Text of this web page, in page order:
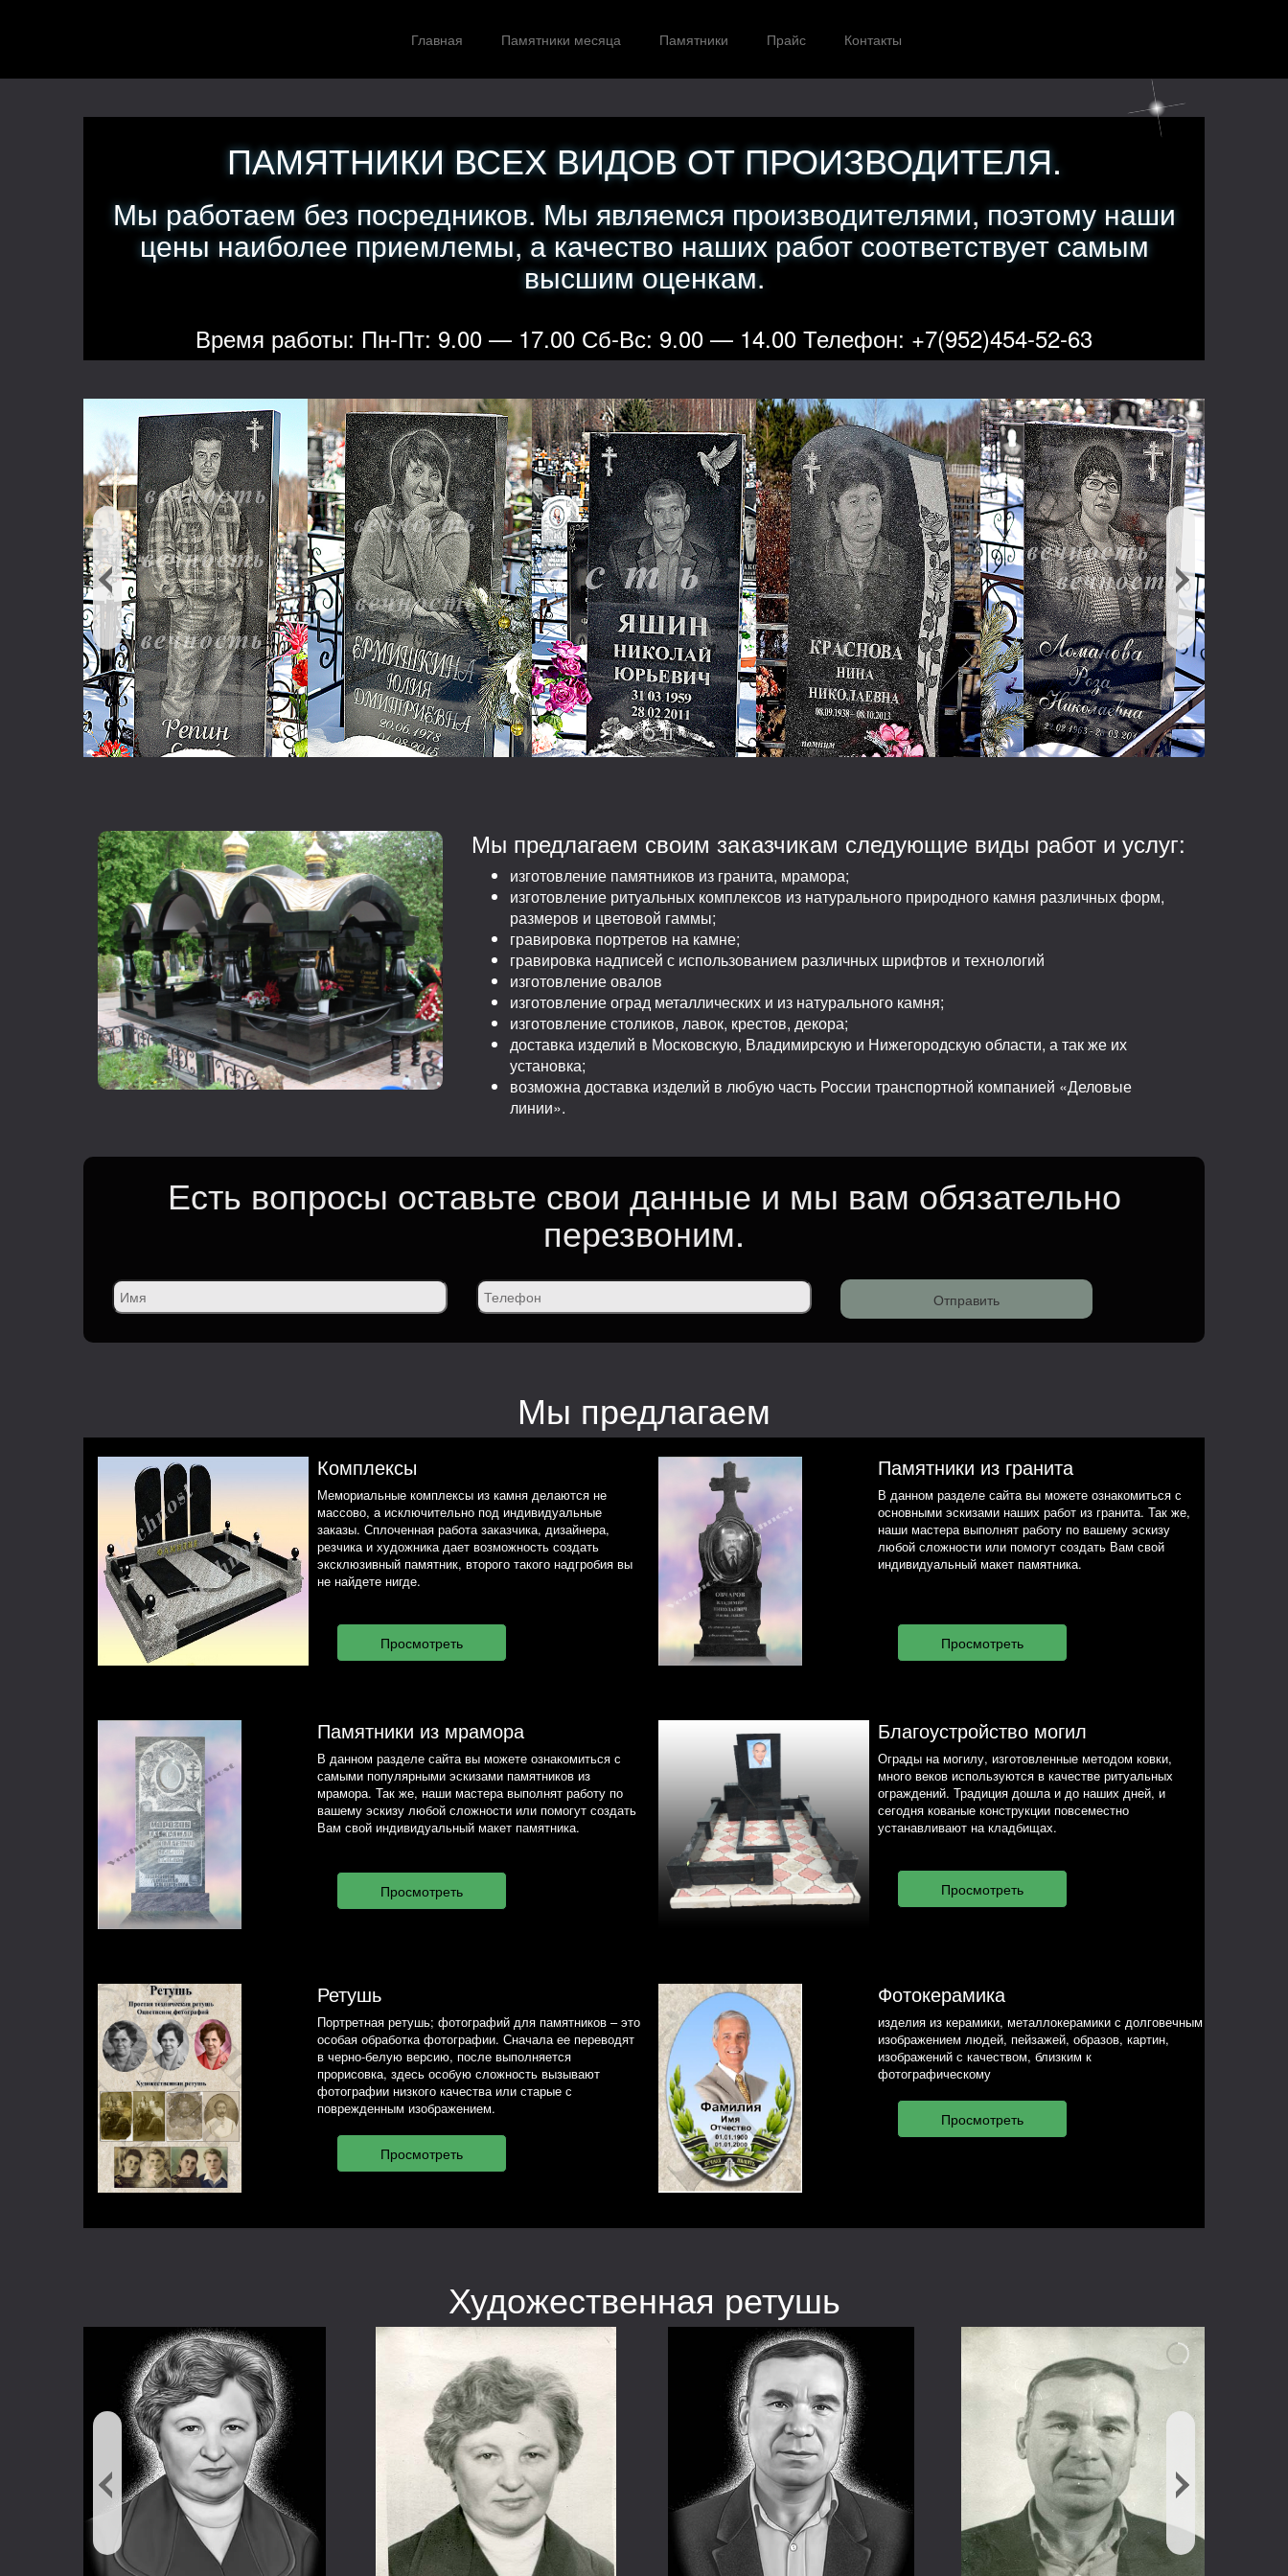
Главная Памятники месяца Памятники Прайс Контакты
ПАМЯТНИКИ ВСЕХ ВИДОВ ОТ ПРОИЗВОДИТЕЛЯ.
Мы работаем без посредников. Мы являемся производителями, поэтому наши
цены наиболее приемлемы, а качество наших работ соответствует самым
высшим оценкам.
Время работы: Пн-Пт: 9.00 — 17.00 Сб-Вс: 9.00 — 14.00 Телефон: +7(952)454-52-63
Мы предлагаем своим заказчикам следующие виды работ и услуг:
изготовление памятников из гранита, мрамора;
изготовление ритуальных комплексов из натурального природного камня различных форм,
размеров и цветовой гаммы;
гравировка портретов на камне;
гравировка надписей с использованием различных шрифтов и технологий
изготовление овалов
изготовление оград металлических и из натурального камня;
изготовление столиков, лавок, крестов, декора;
доставка изделий в Московскую, Владимирскую и Нижегородскую области, а так же их
установка;
возможна доставка изделий в любую часть России транспортной компанией «Деловые
линии».
Есть вопросы оставьте свои данные и мы вам обязательно
перезвоним.
Мы предлагаем
Комплексы
Мемориальные комплексы из камня делаются не
массово, а исключительно под индивидуальные
заказы. Сплоченная работа заказчика, дизайнера,
резчика и художника дает возможность создать
эксклюзивный памятник, второго такого надгробия вы
не найдете нигде.
Памятники из гранита
В данном разделе сайта вы можете ознакомиться с
основными эскизами наших работ из гранита. Так же,
наши мастера выполнят работу по вашему эскизу
любой сложности или помогут создать Вам свой
индивидуальный макет памятника.
Памятники из мрамора
В данном разделе сайта вы можете ознакомиться с
самыми популярными эскизами памятников из
мрамора. Так же, наши мастера выполнят работу по
вашему эскизу любой сложности или помогут создать
Вам свой индивидуальный макет памятника.
Благоустройство могил
Ограды на могилу, изготовленные методом ковки,
много веков используются в качестве ритуальных
ограждений. Традиция дошла и до наших дней, и
сегодня кованые конструкции повсеместно
устанавливают на кладбищах.
Ретушь
Портретная ретушь; фотографий для памятников – это
особая обработка фотографии. Сначала ее переводят
в черно-белую версию, после выполняется
прорисовка, здесь особую сложность вызывают
фотографии низкого качества или старые с
поврежденным изображением.
Фотокерамика
изделия из керамики, металлокерамики с долговечным
изображением людей, пейзажей, образов, картин,
изображений с качеством, близким к
фотографическому
Художественная ретушь